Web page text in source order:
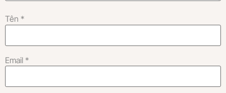
Tên *
Email *